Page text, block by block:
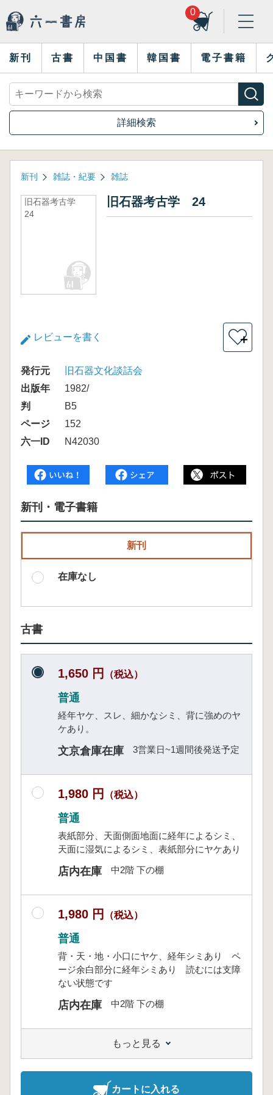
0
新刊 古書 中国書 韓国書 電子書籍
詳細検索
新刊 雑誌・紀要 雑誌
旧石器考古学
24
旧石器考古学 24
レビューを書く ＋
発行元
旧石器文化談話会
出版年
1982/
判
B5
ページ
152
六一ID
N42030
新刊・電子書籍
新刊
在庫なし
古書
1,650 円 （税込）
普通
経年ヤケ、スレ、細かなシミ、背に強めのヤ
ケあり。
文京倉庫在庫 3営業日~1週間後発送予定
1,980 円 （税込）
普通
表紙部分、天面側面地面に経年によるシミ、
天面に湿気によるシミ、表紙部分にヤケあり
店内在庫 中2階 下の棚
1,980 円 （税込）
普通
背・天・地・小口にヤケ、経年シミあり ペ
ージ余白部分に経年シミあり 読むには支障
ない状態です
店内在庫 中2階 下の棚
もっと見る
カートに入れる